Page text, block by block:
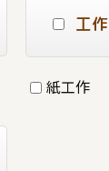
工作
紙工作